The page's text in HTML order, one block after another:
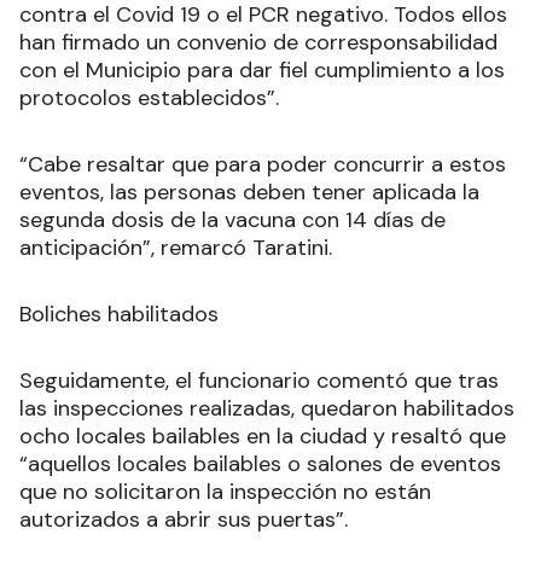
contra el Covid 19 o el PCR negativo. Todos ellos
han firmado un convenio de corresponsabilidad
con el Municipio para dar fiel cumplimiento a los
protocolos establecidos”.
“Cabe resaltar que para poder concurrir a estos
eventos, las personas deben tener aplicada la
segunda dosis de la vacuna con 14 días de
anticipación”, remarcó Taratini.
Boliches habilitados
Seguidamente, el funcionario comentó que tras
las inspecciones realizadas, quedaron habilitados
ocho locales bailables en la ciudad y resaltó que
“aquellos locales bailables o salones de eventos
que no solicitaron la inspección no están
autorizados a abrir sus puertas”.